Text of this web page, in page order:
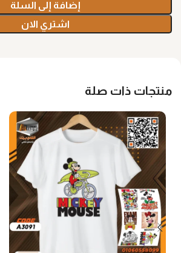
إضافة إلى السلة
اشتري الان
منتجات ذات صلة